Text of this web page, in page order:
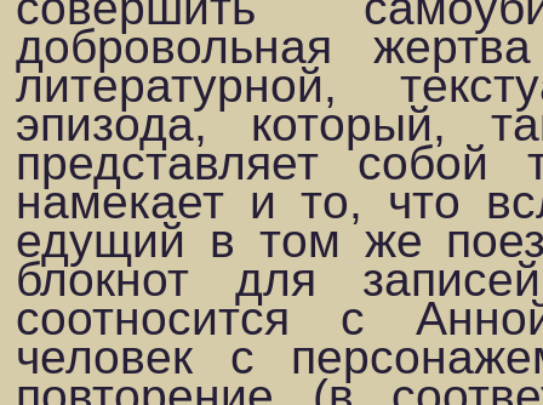
добровольная
литературной,
эпизода, который,
представляет собой
намекает и то, что
едущий в том же
блокнот для
соотносится с
человек с